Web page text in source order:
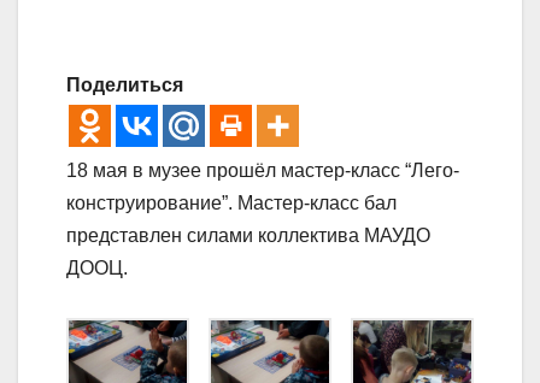
Поделиться
18 мая в музее прошёл мастер-класс “Лего-
конструирование”. Мастер-класс бал
представлен силами коллектива МАУДО
ДООЦ.